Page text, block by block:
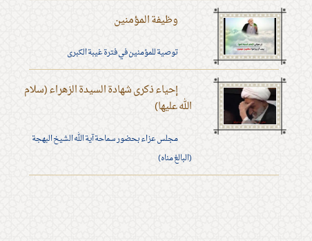
وظيفة المؤمنين
توصية للمؤمنين في فترة غيبة الكبرى
إحياء ذكرى شهادة السيدة الزهراء (سلام
الله عليها)
مجلس عزاء بحضور سماحة آية الله الشيخ البهجة
(البالغ مناه)